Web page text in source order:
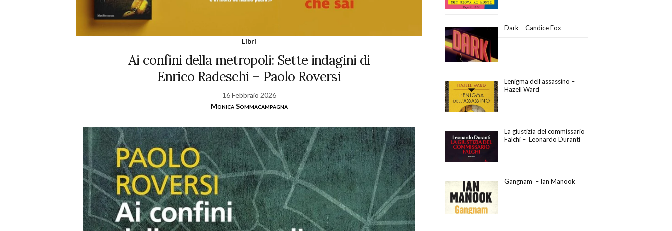
Libri
Ai confini della metropoli: Sette indagini di
Enrico Radeschi – Paolo Roversi
16 Febbraio 2026
Monica Sommacampagna
Dark – Candice Fox
L’enigma dell’assassino –
Hazell Ward
La giustizia del commissario
Falchi – Leonardo Duranti
Gangnam – Ian Manook